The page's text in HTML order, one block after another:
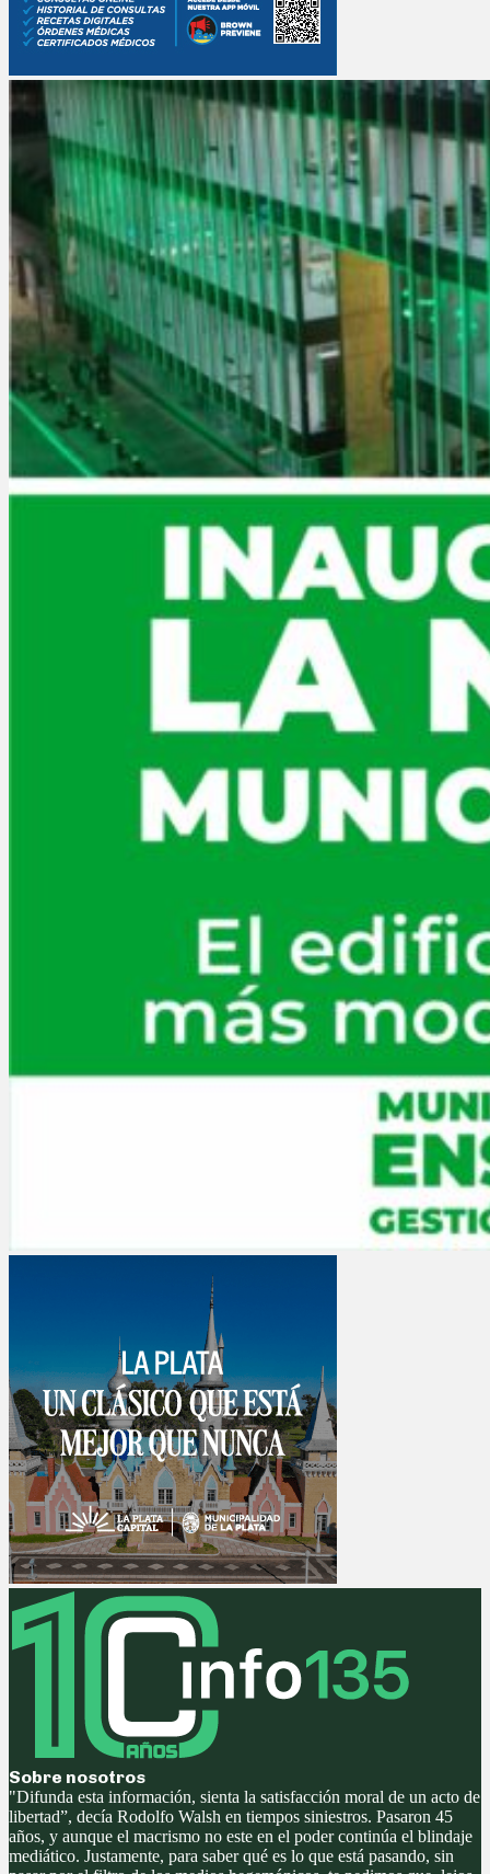
Sobre nosotros
"Difunda esta información, sienta la satisfacción moral de un acto de
libertad”, decía Rodolfo Walsh en tiempos siniestros. Pasaron 45
años, y aunque el macrismo no este en el poder continúa el blindaje
mediático. Justamente, para saber qué es lo que está pasando, sin